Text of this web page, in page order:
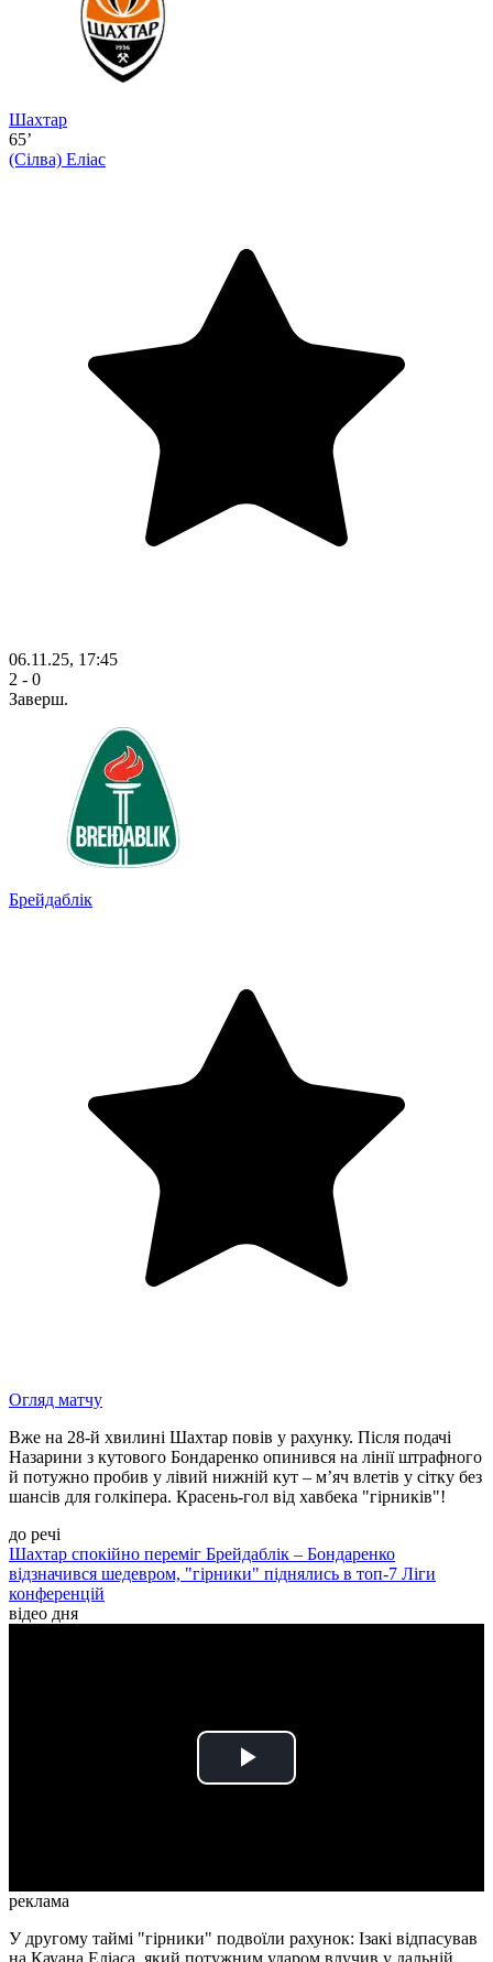
Шахтар
65’
(Сілва) Еліас
06.11.25, 17:45
2 - 0
Заверш.
Брейдаблік
Огляд матчу
Вже на 28-й хвилині Шахтар повів у рахунку. Після подачі
Назарини з кутового Бондаренко опинився на лінії штрафного
й потужно пробив у лівий нижній кут – м’яч влетів у сітку без
шансів для голкіпера. Красень-гол від хавбека "гірників"!
до речі
Шахтар спокійно переміг Брейдаблік – Бондаренко
відзначився шедевром, "гірники" піднялись в топ-7 Ліги
конференцій
відео дня
Play
реклама
У другому таймі "гірники" подвоїли рахунок: Ізакі відпасував